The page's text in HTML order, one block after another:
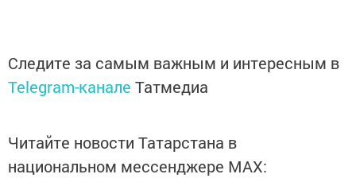
Следите за самым важным и интересным в
Telegram-канале Татмедиа
Читайте новости Татарстана в
национальном мессенджере MАХ: